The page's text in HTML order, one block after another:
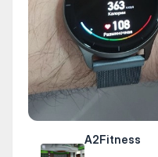
A2Fitness